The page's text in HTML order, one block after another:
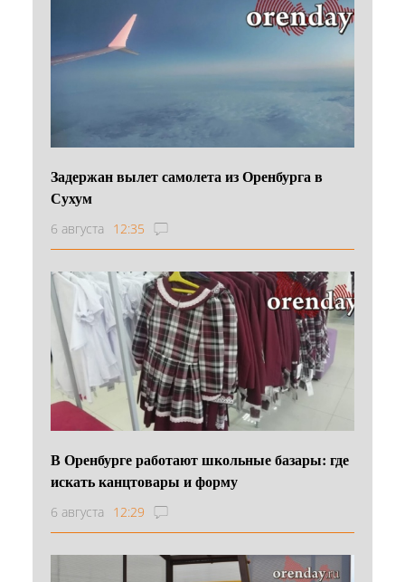
Задержан вылет самолета из Оренбурга в
Сухум
6 августа 12:35
В Оренбурге работают школьные базары: где
искать канцтовары и форму
6 августа 12:29